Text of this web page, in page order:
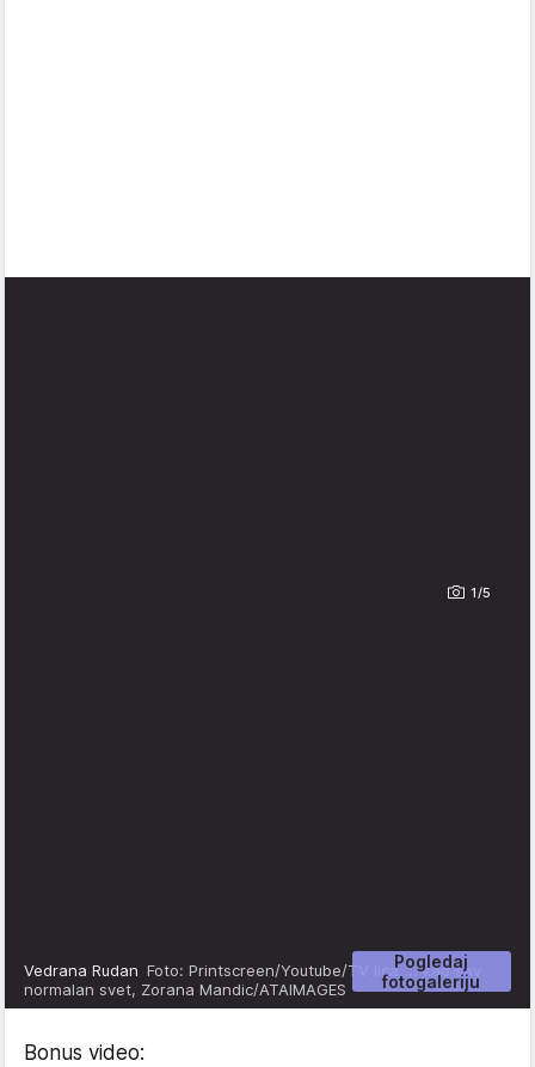
1/5
Pogledaj
fotogaleriju
Vedrana Rudan Foto: Printscreen/Youtube/TV lica ... kao sav
normalan svet, Zorana Mandic/ATAIMAGES
Bonus video: